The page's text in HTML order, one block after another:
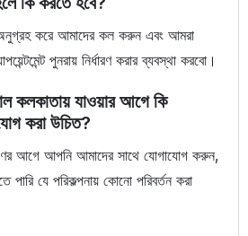
করে আমাদের কল করুন এবং আমরা
পুনরায় নির্ধারণ করার ব্যবস্থা করবো।
কলকাতায় যাওয়ার আগে কি
করা উচিত?
আগে আপনি আমাদের সাথে যোগাযোগ করুন,
পারি যে পরিকল্পনায় কোনো পরিবর্তন করা